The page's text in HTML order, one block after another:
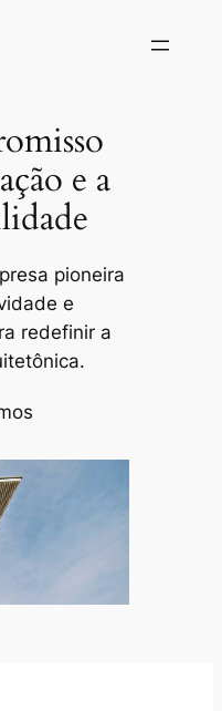
e a
pioneira
e
redefinir a